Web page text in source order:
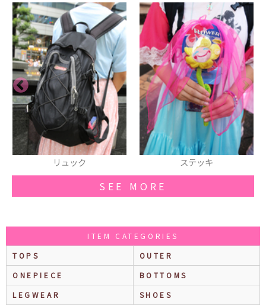
ステッキ スニーカー
SEE MORE
ITEM CATEGORIES
TOPS
OUTER
ONEPIECE
BOTTOMS
LEGWEAR
SHOES